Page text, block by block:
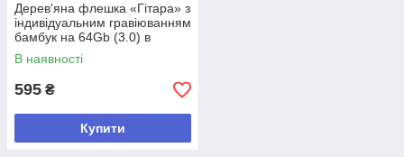
Дерев'яна флешка «Гітара» з
індивідуальним гравіюванням
бамбук на 64Gb (3.0) в
шкатулці
В наявності
595 ₴
Купити